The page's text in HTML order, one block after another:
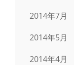
2014年7月
2014年5月
2014年4月